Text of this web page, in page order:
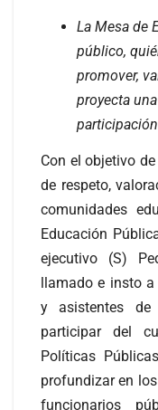
La Mesa de
público,
promover,
proyecta
Con el objetivo
de respeto,
comunidades
Educación
ejecutivo (S)
llamado e insto
y asistentes
participar del
Políticas
profundizar en
funcionarios